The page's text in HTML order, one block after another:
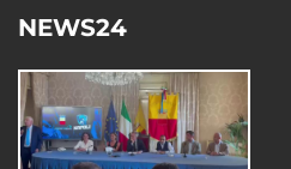
NEWS24